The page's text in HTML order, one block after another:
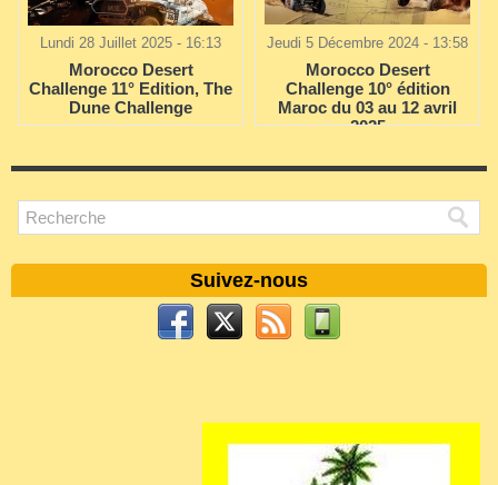
Lundi 28 Juillet 2025 - 16:13
Morocco Desert
Challenge 11° Edition, The
Dune Challenge
Jeudi 5 Décembre 2024 - 13:58
Morocco Desert
Challenge 10° édition
Maroc du 03 au 12 avril
2025
Suivez-nous